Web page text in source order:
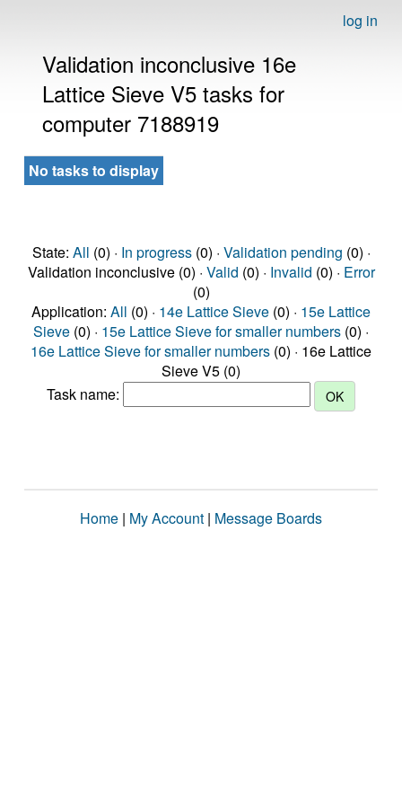
log in
Validation inconclusive 16e
Lattice Sieve V5 tasks for
computer 7188919
No tasks to display
State: All (0) · In progress(0) · Validation pending (0) ·
Validation inconclusive (0) · Valid (0) · Invalid (0) · Error
(0)
Application: All (0) · 14e Lattice Sieve (0) · 15e Lattice
Sieve (0) · 15e Lattice Sieve for smaller numbers (0) ·
16e Lattice Sieve for smaller numbers (0) · 16e Lattice
Sieve V5 (0)
Task name:
Home | My Account | Message Boards